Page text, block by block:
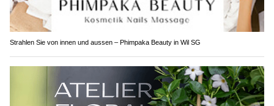
Strahlen Sie von innen und aussen – Phimpaka Beauty in Wil SG